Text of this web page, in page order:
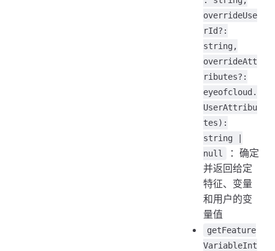
overrideUse
rId?:
string,
overrideAtt
ributes?:
eyeofcloud.
UserAttribu
tes):
string |
null
：确定
并返回给定
特征、变量
和用户的变
量值
getFeature
VariableInt